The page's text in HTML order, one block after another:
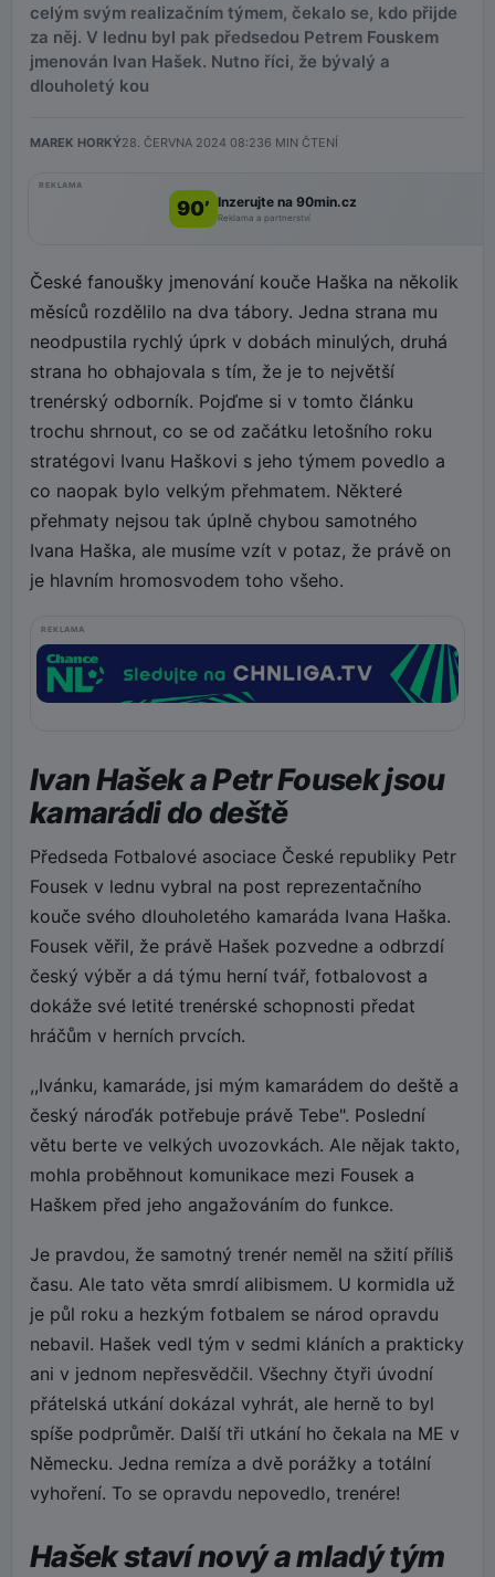
celým svým realizačním týmem, čekalo se, kdo přijde
za něj. V lednu byl pak předsedou Petrem Fouskem
jmenován Ivan Hašek. Nutno říci, že bývalý a
dlouholetý kou
MAREK HORKÝ28. ČERVNA 2024 08:236 MIN ČTENÍ
REKLAMA
90’ Inzerujte na 90min.cz
Reklama a partnerství
České fanoušky jmenování kouče Haška na několik
měsíců rozdělilo na dva tábory. Jedna strana mu
neodpustila rychlý úprk v dobách minulých, druhá
strana ho obhajovala s tím, že je to největší
trenérský odborník. Pojďme si v tomto článku
trochu shrnout, co se od začátku letošního roku
stratégovi Ivanu Haškovi s jeho týmem povedlo a
co naopak bylo velkým přehmatem. Některé
přehmaty nejsou tak úplně chybou samotného
Ivana Haška, ale musíme vzít v potaz, že právě on
je hlavním hromosvodem toho všeho.
REKLAMA
Ivan Hašek a Petr Fousek jsou
kamarádi do deště
Předseda Fotbalové asociace České republiky Petr
Fousek v lednu vybral na post reprezentačního
kouče svého dlouholetého kamaráda Ivana Haška.
Fousek věřil, že právě Hašek pozvedne a odbrzdí
český výběr a dá týmu herní tvář, fotbalovost a
dokáže své letité trenérské schopnosti předat
hráčům v herních prvcích.
,,Ivánku, kamaráde, jsi mým kamarádem do deště a
český nároďák potřebuje právě Tebe". Poslední
větu berte ve velkých uvozovkách. Ale nějak takto,
mohla proběhnout komunikace mezi Fousek a
Haškem před jeho angažováním do funkce.
Je pravdou, že samotný trenér neměl na sžití příliš
času. Ale tato věta smrdí alibismem. U kormidla už
je půl roku a hezkým fotbalem se národ opravdu
nebavil. Hašek vedl tým v sedmi kláních a prakticky
ani v jednom nepřesvědčil. Všechny čtyři úvodní
přátelská utkání dokázal vyhrát, ale herně to byl
spíše podprůměr. Další tři utkání ho čekala na ME v
Německu. Jedna remíza a dvě porážky a totální
vyhoření. To se opravdu nepovedlo, trenére!
Hašek staví nový a mladý tým